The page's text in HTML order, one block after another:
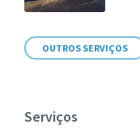
OUTROS SERVIÇOS
Serviços